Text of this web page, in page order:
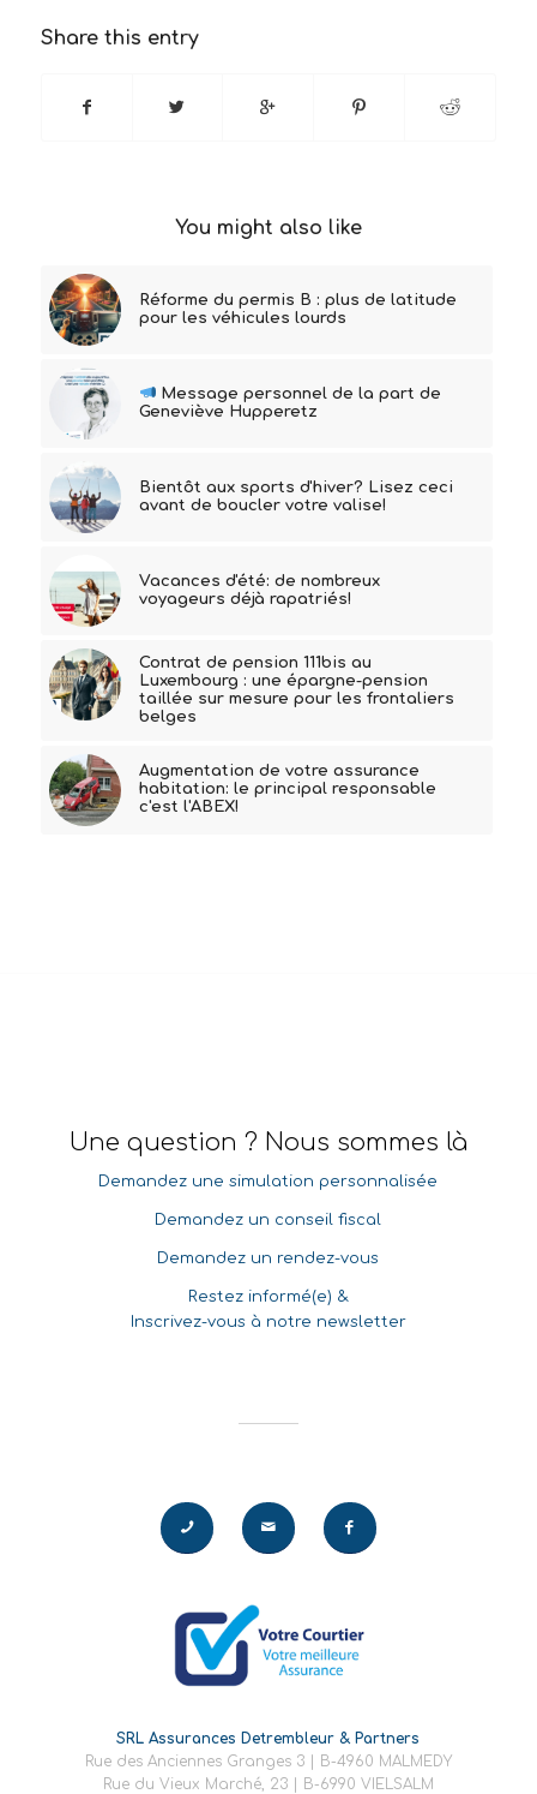
Share this entry
You might also like
Réforme du permis B : plus de latitude
pour les véhicules lourds
Message personnel de la part de
Geneviève Hupperetz
Bientôt aux sports d'hiver? Lisez ceci
avant de boucler votre valise!
Vacances d'été: de nombreux
voyageurs déjà rapatriés!
Contrat de pension 111bis au
Luxembourg : une épargne-pension
taillée sur mesure pour les frontaliers
belges
Augmentation de votre assurance
habitation: le principal responsable
c'est l'ABEX!
Une question ? Nous sommes là
Demandez une simulation personnalisée
Demandez un conseil fiscal
Demandez un rendez-vous
Restez informé(e) &
Inscrivez-vous à notre newsletter
SRL Assurances Detrembleur & Partners
Rue des Anciennes Granges 3 | B-4960 MALMEDY
Rue du Vieux Marché, 23 | B-6990 VIELSALM